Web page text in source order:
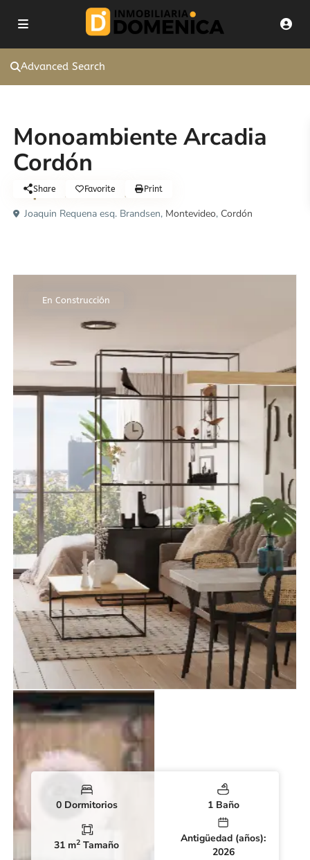
Advanced Search
Monoambiente Arcadia
Cordón
U$S100.316
Joaquin Requena esq. Brandsen, Montevideo, Cordón
Share Favorite Print
En Construcción
0 Dormitorios 1 Baño
31 m2 Tamaño
Antigüedad (años):
2026